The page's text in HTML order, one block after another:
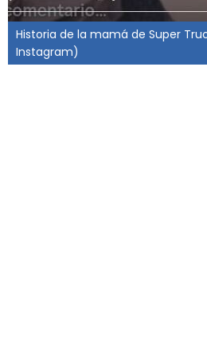
Historia de la mamá de Super
Instagram)